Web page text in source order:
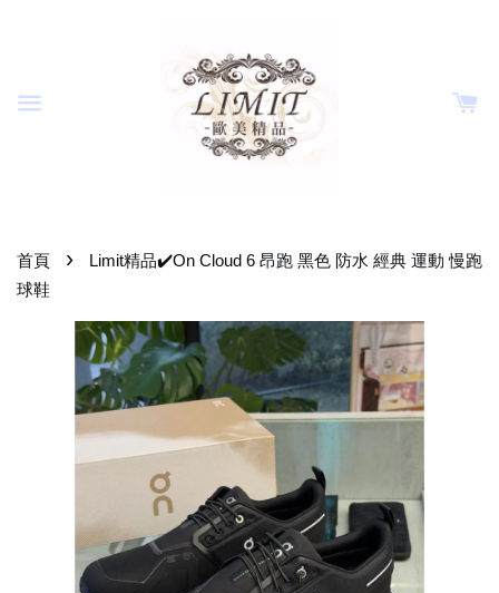
首頁 ›
Limit精品✔️On Cloud 6 昂跑 黑色 防水 經典 運動 慢跑
球鞋